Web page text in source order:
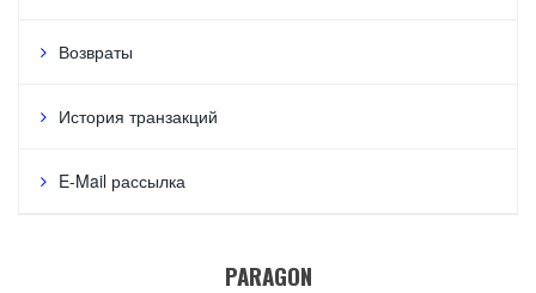
Возвраты
История транзакций
E-Mail рассылка
PARAGON